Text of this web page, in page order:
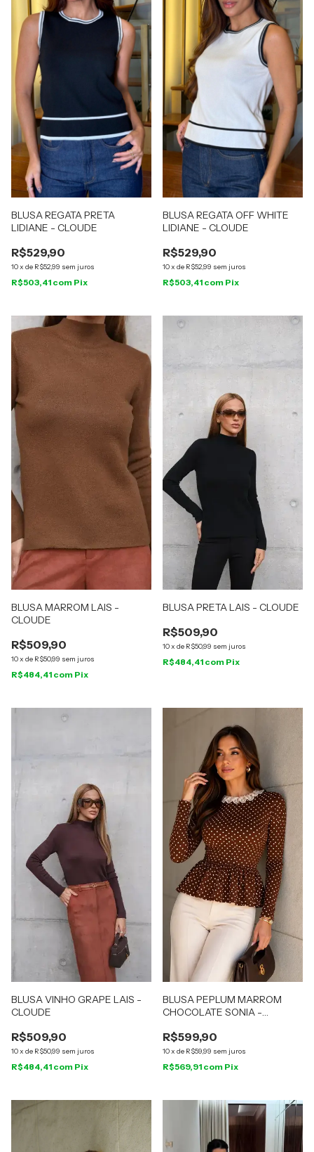
BLUSA REGATA PRETA
LIDIANE - CLOUDE
R$529,90
10x de R$52,99 sem juros
R$503,41 com Pix
BLUSA REGATA OFF WHITE
LIDIANE - CLOUDE
R$529,90
10x de R$52,99 sem juros
R$503,41 com Pix
BLUSA MARROM LAIS -
CLOUDE
R$509,90
10x de R$50,99 sem juros
R$484,41 com Pix
BLUSA PRETA LAIS - CLOUDE
R$509,90
10x de R$50,99 sem juros
R$484,41 com Pix
BLUSA VINHO GRAPE LAIS -
CLOUDE
R$509,90
10x de R$50,99 sem juros
R$484,41 com Pix
BLUSA PEPLUM MARROM
CHOCOLATE SONIA -
R$599,90
10x de R$59,99 sem juros
R$569,91 com Pix